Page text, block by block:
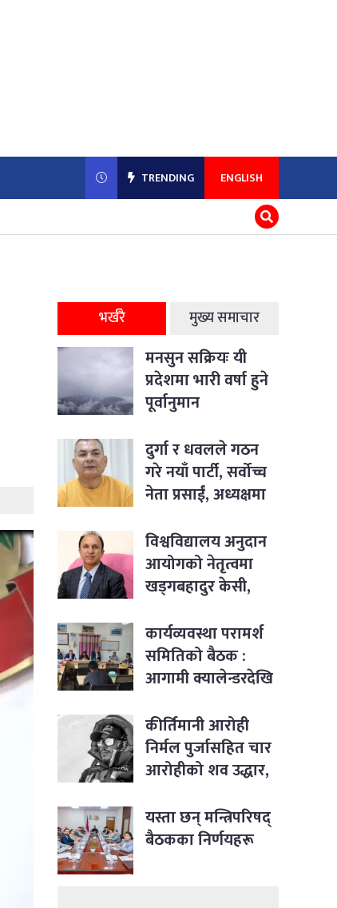
TRENDING ENGLISH
भर्खरै मुख्य समाचार
मनसुन सक्रियः यी
प्रदेशमा भारी वर्षा हुने
पूर्वानुमान
दुर्गा र धवलले गठन
गरे नयाँ पार्टी, सर्वोच्च
नेता प्रसाईं, अध्यक्षमा
विश्वविद्यालय अनुदान
आयोगको नेतृत्वमा
खड्गबहादुर केसी,
नियुक्त
कार्यव्यवस्था परामर्श
समितिको बैठक :
आगामी क्यालेन्डरदेखि
विषयसम्म छलफल
कीर्तिमानी आरोही
निर्मल पुर्जासहित चार
आरोहीको शव उद्धार,
यस्ता छन् मन्त्रिपरिषद्
बैठकका निर्णयहरू